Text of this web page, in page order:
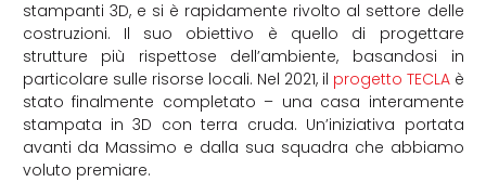
stampanti 3D, e si è rapidamente rivolto al settore delle
costruzioni. Il suo obiettivo è quello di progettare
strutture più rispettose dell’ambiente, basandosi in
particolare sulle risorse locali. Nel 2021, il progetto TECLAè
stato finalmente completato – una casa interamente
stampata in 3D con terra cruda. Un’iniziativa portata
avanti da Massimo e dalla sua squadra che abbiamo
voluto premiare.